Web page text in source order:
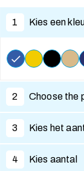
1 Kies een
2 Choose the
3 Kies het
4 Kies aantal